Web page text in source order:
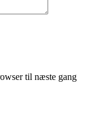
til næste gang